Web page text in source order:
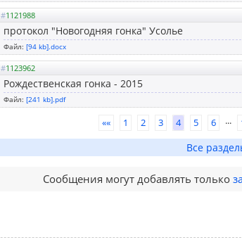
#1121988
протокол "Новогодняя гонка" Усолье
Файл: [94 kb].docx
#1123962
Рождественская гонка - 2015
Файл: [241 kb].pdf
«« 1 2 3 4 5 6 ...
Все
Сообщения могут добавлять только